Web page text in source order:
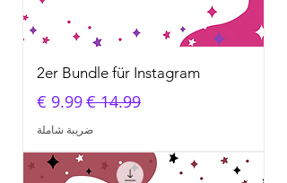
2er Bundle für Instagram
سعر عاديسعر البيع
ضريبة شاملة